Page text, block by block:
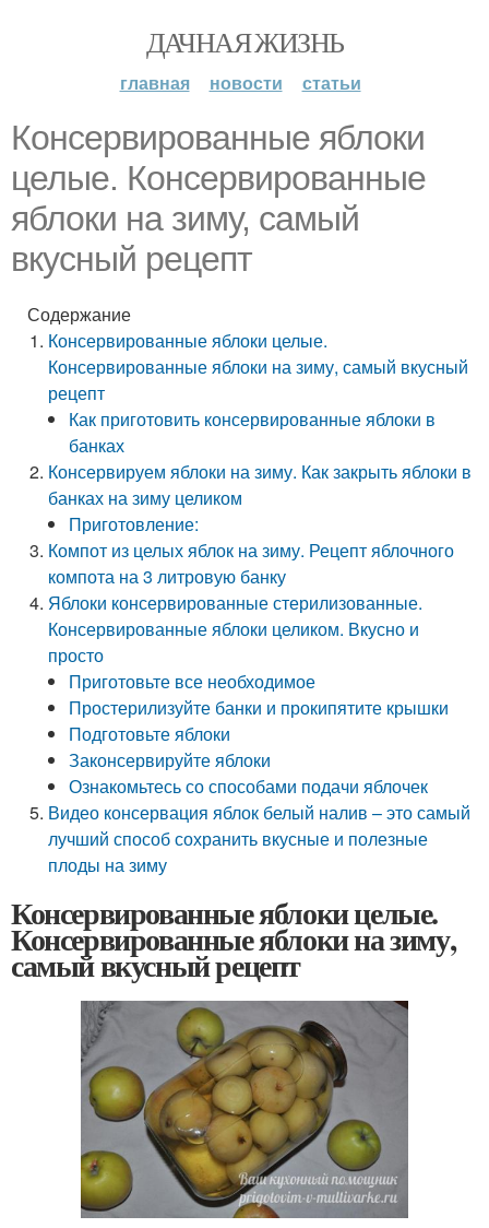
ДАЧНАЯ ЖИЗНЬ
главная новости статьи
Консервированные яблоки
целые. Консервированные
яблоки на зиму, самый
вкусный рецепт
Содержание
Консервированные яблоки целые.
Консервированные яблоки на зиму, самый вкусный
рецепт
Как приготовить консервированные яблоки в
банках
Консервируем яблоки на зиму. Как закрыть яблоки в
банках на зиму целиком
Приготовление:
Компот из целых яблок на зиму. Рецепт яблочного
компота на 3 литровую банку
Яблоки консервированные стерилизованные.
Консервированные яблоки целиком. Вкусно и
просто
Приготовьте все необходимое
Простерилизуйте банки и прокипятите крышки
Подготовьте яблоки
Законсервируйте яблоки
Ознакомьтесь со способами подачи яблочек
Видео консервация яблок белый налив – это самый
лучший способ сохранить вкусные и полезные
плоды на зиму
Консервированные яблоки целые.
Консервированные яблоки на зиму,
самый вкусный рецепт